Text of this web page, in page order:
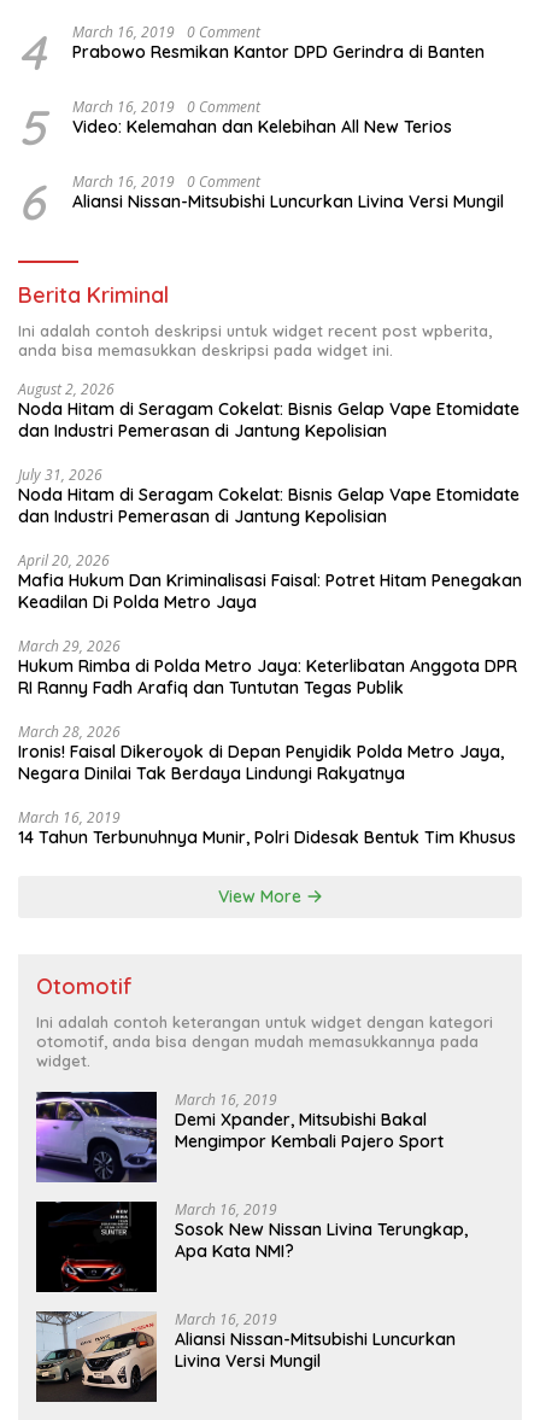
4 March 16, 2019 0 Comment
Prabowo Resmikan Kantor DPD Gerindra di Banten
5 March 16, 2019 0 Comment
Video: Kelemahan dan Kelebihan All New Terios
6 March 16, 2019 0 Comment
Aliansi Nissan-Mitsubishi Luncurkan Livina Versi Mungil
Berita Kriminal
Ini adalah contoh deskripsi untuk widget recent post wpberita,
anda bisa memasukkan deskripsi pada widget ini.
August 2, 2026
Noda Hitam di Seragam Cokelat: Bisnis Gelap Vape Etomidate
dan Industri Pemerasan di Jantung Kepolisian
July 31, 2026
Noda Hitam di Seragam Cokelat: Bisnis Gelap Vape Etomidate
dan Industri Pemerasan di Jantung Kepolisian
April 20, 2026
Mafia Hukum Dan Kriminalisasi Faisal: Potret Hitam Penegakan
Keadilan Di Polda Metro Jaya
March 29, 2026
Hukum Rimba di Polda Metro Jaya: Keterlibatan Anggota DPR
RI Ranny Fadh Arafiq dan Tuntutan Tegas Publik
March 28, 2026
Ironis! Faisal Dikeroyok di Depan Penyidik Polda Metro Jaya,
Negara Dinilai Tak Berdaya Lindungi Rakyatnya
March 16, 2019
14 Tahun Terbunuhnya Munir, Polri Didesak Bentuk Tim Khusus
View More
Otomotif
Ini adalah contoh keterangan untuk widget dengan kategori
otomotif, anda bisa dengan mudah memasukkannya pada
widget.
March 16, 2019
Demi Xpander, Mitsubishi Bakal
Mengimpor Kembali Pajero Sport
March 16, 2019
Sosok New Nissan Livina Terungkap,
Apa Kata NMI?
March 16, 2019
Aliansi Nissan-Mitsubishi Luncurkan
Livina Versi Mungil